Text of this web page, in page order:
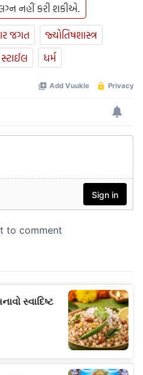
નહીં કરી શકીએ.
જગત
જ્યોતિષશાસ્ત્ર
ધર્મ